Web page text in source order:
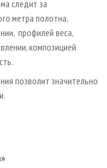
следит за
метра полотна,
профилей веса,
композицией
позволит значительно